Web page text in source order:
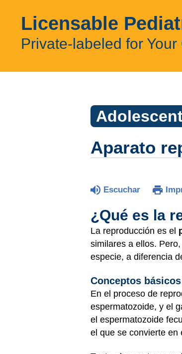
Licensable
Private-labeled for
Aparato
Escuchar
¿Qué es la
La reproducción es el
similares a ellos.
especie, a diferencia
Conceptos
En el proceso de
espermatozoide, y el
el espermatozoide
el que se convierte en